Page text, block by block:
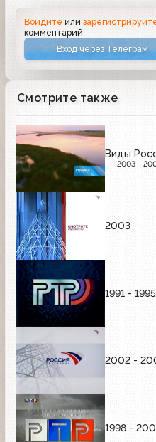
Войдите или
комментарий
Вход через Телеграм
Смотрите также
Виды
2003 -
2003
1991 - 1995
2002 -
1998 -